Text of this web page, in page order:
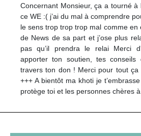
Concernant Monsieur, ça a tourné à
ce WE :( j’ai du mal à comprendre
le sens trop trop trop mal comme en
de News de sa part et j’ose plus
pas qu’il prendra le relai Merci
apporter ton soutien, tes
travers ton don ! Merci pour tout
+++ A bientôt ma khoti je
protège toi et les personnes chères